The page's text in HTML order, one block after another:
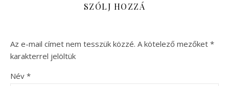
SZÓLJ HOZZÁ
Az e-mail címet nem tesszük közzé. A kötelező mezőket *
karakterrel jelöltük
Név *